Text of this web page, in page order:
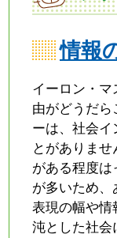
情報
イーロン・
由がどうだ
ーは、社会
とがありま
がある程度
が多いため
表現の幅や情
沌とした社会